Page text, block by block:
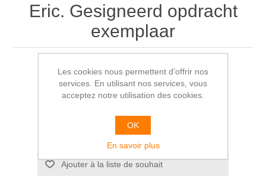
Eric. Gesigneerd opdracht
exemplaar
Gerard WALSCHAP
€49,00
Les cookies nous permettent d'offrir nos
services. En utilisant nos services, vous
acceptez notre utilisation des cookies.
OK
En savoir plus